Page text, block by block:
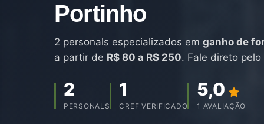
Portinho
2 personals especializados em ganho de
a partir de R$ 80 a R$ 250. Fale direto
2
PERSONALS
1
CREF VERIFICADO
5,0
1 AVALIAÇÃO